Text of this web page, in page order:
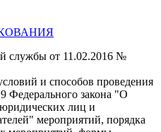
службы от 11.02.2016 №
и способов проведения
Федерального закона "О
лиц и
мероприятий, порядка